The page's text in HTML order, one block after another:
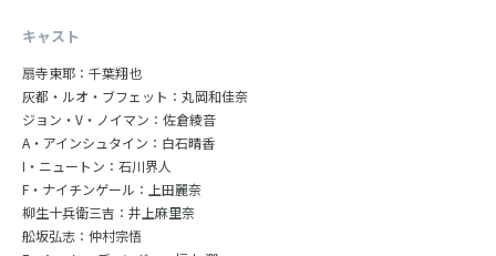
キャスト
扇寺東耶：千葉翔也
灰都・ルオ・ブフェット：丸岡和佳奈
ジョン・V・ノイマン：佐倉綾音
A・アインシュタイン：白石晴香
I・ニュートン：石川界人
F・ナイチンゲール：上田麗奈
柳生十兵衛三吉：井上麻里奈
舩坂弘志：仲村宗悟